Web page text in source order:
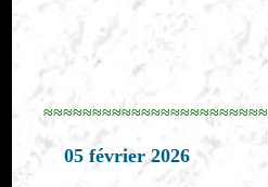
05 février 2026